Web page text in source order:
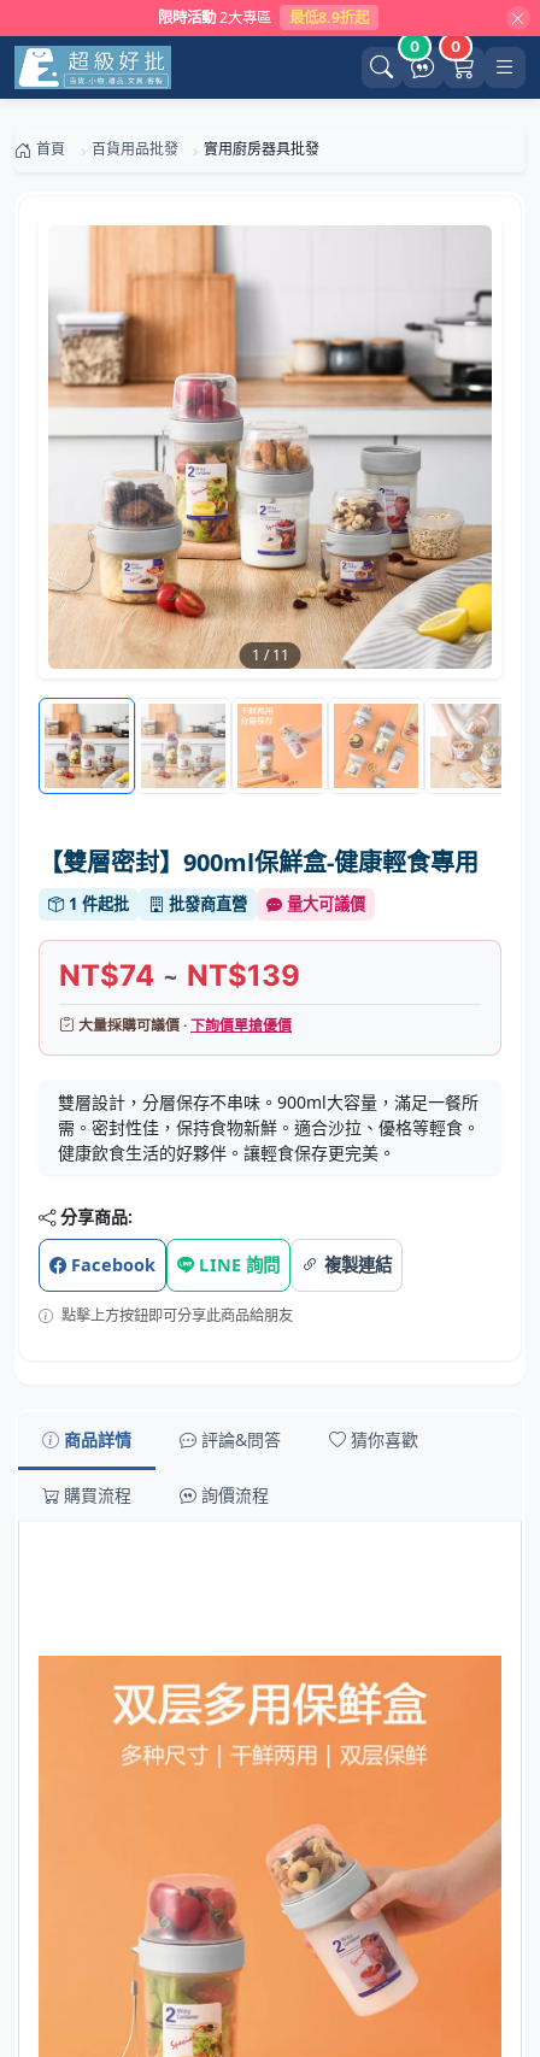
限時活動 2大專區 最低8.9折起
0 0
首頁 百貨用品批發 實用廚房器具批發
1 /11
【雙層密封】900ml保鮮盒-健康輕食專用
1 件起批 批發商直營 量大可議價
NT$74 ~ NT$139
大量採購可議價 ·下詢價單搶優價
雙層設計，分層保存不串味。900ml大容量，滿足一餐所
需。密封性佳，保持食物新鮮。適合沙拉、優格等輕食。
健康飲食生活的好夥伴。讓輕食保存更完美。
分享商品:
Facebook LINE 詢問 複製連結
點擊上方按鈕即可分享此商品給朋友
商品詳情 評論&問答 猜你喜歡
購買流程 詢價流程